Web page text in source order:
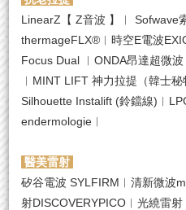
LinearZ【 Z音波 】︱ Sofwave
thermageFLX®︱時空E電波
Focus Dual ︱ONDA昂達超微
︱MINT LIFT 神力拉提（韓士
Silhouette Instalift (鈴鐺線
endermologie︱
醫美雷射
矽谷電波 SYLFIRM︱清新微波
射DISCOVERYPICO︱光繞雷